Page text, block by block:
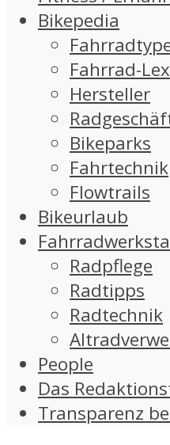
Bikepedia
Fahrrad-
Hersteller
Bikeparks
Fahrtechnik
Flowtrails
Bikeurlaub
Radpflege
Radtipps
Radtechnik
People
Das
Transparenz